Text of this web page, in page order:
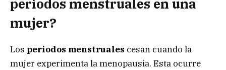
periodos menstruales en una
mujer?
Los periodos menstruales cesan cuando la
mujer experimenta la menopausia. Esta ocurre